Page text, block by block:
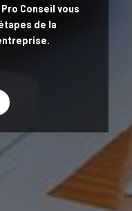
Conseil vous
de la